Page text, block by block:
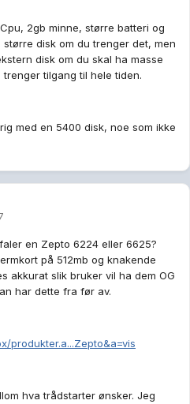
2gb minne, større batteri og
større disk om du trenger det, men
disk om du skal ha masse
tilgang til hele tiden.
med en 5400 disk, noe som ikke
en Zepto 6224 eller 6625?
på 512mb og knakende
akkurat slik bruker vil ha dem OG
har dette fra før av.
produkter.a...Zepto&a=vis
hva trådstarter ønsker. Jeg